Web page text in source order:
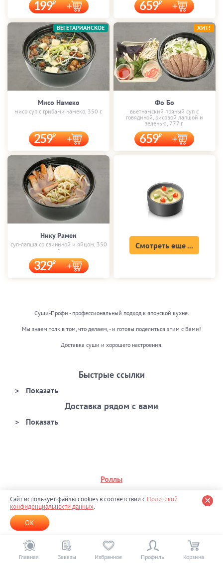
199 659
Мисо Намеко
мисо суп с грибами намеко, 350 г.
259
ВЕГЕТАРИАНСКОЕ
Фо Бо
вьетнамский пряный суп с
говядиной, рисовой лапшой и
зеленью, 777 г.
659
ХИТ!
Нику Рамен
суп-лапша со свининой и яйцом, 350
г.
329
Смотреть еще ...
Суши-Профи - профессиональный подход к японской кухне.
Мы знаем толк в том, что делаем, - и готовы поделиться этим с Вами!
Доставка суши и хорошего настроения.
Быстрые ссылки
Доставка рядом с вами
Роллы
Филадельфия
На день рождения
Главная Заказы Избранное Профиль Корзина
Сайт использует файлы cookies в соответствии с Политикой
конфиденциальности данных.
OK